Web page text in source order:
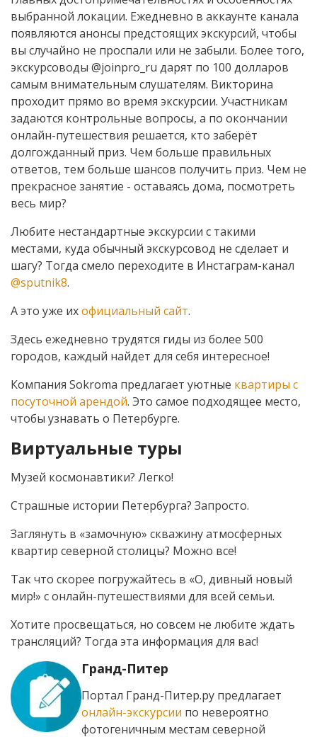
выбранной локации. Ежедневно в аккаунте канала
появляются анонсы предстоящих экскурсий, чтобы
вы случайно не проспали или не забыли. Более того,
экскурсоводы @joinpro_ru дарят по 100 долларов
самым внимательным слушателям. Викторина
проходит прямо во время экскурсии. Участникам
задаются контрольные вопросы, а по окончании
онлайн-путешествия решается, кто заберёт
долгожданный приз. Чем больше правильных
ответов, тем больше шансов получить приз. Чем не
прекрасное занятие - оставаясь дома, посмотреть
весь мир?
Любите нестандартные экскурсии с такими
местами, куда обычный экскурсовод не сделает и
шагу? Тогда смело переходите в Инстаграм-канал
@sputnik8.
А это уже ихофициальный сайт.
Здесь ежедневно трудятся гиды из более 500
городов, каждый найдет для себя интересное!
Компания Sokroma предлагает уютные квартиры с
посуточной арендой. Это самое подходящее место,
чтобы узнавать о Петербурге.
Виртуальные туры
Музей космонавтики? Легко!
Страшные истории Петербурга? Запросто.
Заглянуть в «замочную» скважину атмосферных
квартир северной столицы? Можно все!
Так что скорее погружайтесь в «О, дивный новый
мир!» с онлайн-путешествиями для всей семьи.
Хотите просвещаться, но совсем не любите ждать
трансляций? Тогда эта информация для вас!
Гранд-Питер
Портал Гранд-Питер.ру предлагает
онлайн-экскурсии по невероятно
фотогеничным местам северной